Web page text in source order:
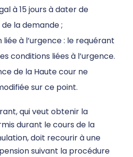
à 15 jours à dater de
la demande ;
liée à l’urgence : le requérant
conditions liées à l’urgence.
de la Haute cour ne
sur ce point.
qui veut obtenir la
durant le cours de la
doit recourir à une
suivant la procédure